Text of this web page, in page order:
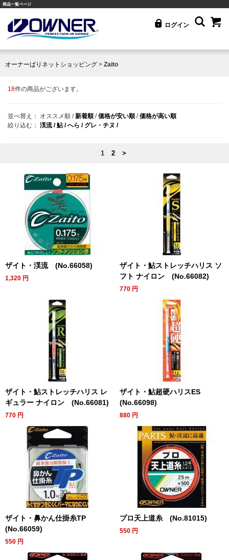
商品一覧ページ
ログイン
オーナーばりネットショッピング > Zaito
18件の商品がございます。
並べ替え： オススメ順 /新着順 /価格が安い順 /価格が高い順
絞り込む： 渓流 / 鮎 / へら / グレ・チヌ /
1 2 >
ザイト・渓流 (No.66058)
1,320 円
ザイト・鮎ストレッチハリス ソ
フト ナイロン (No.66082)
770 円
ザイト・鮎ストレッチハリス レ
ギュラー ナイロン (No.66081)
770 円
ザイト・鮎超硬ハリスES
(No.66098)
880 円
ザイト・鼻かん仕掛糸TP
(No.66059)
550 円
プロ天上道糸 (No.81015)
550 円